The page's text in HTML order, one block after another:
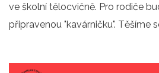
ve školní tělocvičně. Pro rodiče
připravenou "kavárničku". Těšíme